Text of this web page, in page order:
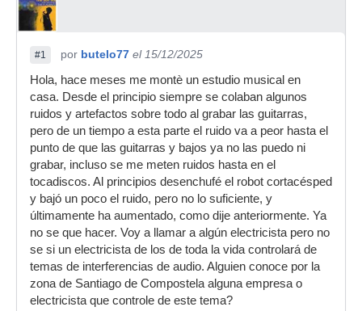
#1 por butelo77 el 15/12/2025
Hola, hace meses me montè un estudio musical en
casa. Desde el principio siempre se colaban algunos
ruidos y artefactos sobre todo al grabar las guitarras,
pero de un tiempo a esta parte el ruido va a peor hasta el
punto de que las guitarras y bajos ya no las puedo ni
grabar, incluso se me meten ruidos hasta en el
tocadiscos. Al principios desenchufé el robot cortacésped
y bajó un poco el ruido, pero no lo suficiente, y
últimamente ha aumentado, como dije anteriormente. Ya
no se que hacer. Voy a llamar a algún electricista pero no
se si un electricista de los de toda la vida controlará de
temas de interferencias de audio. Alguien conoce por la
zona de Santiago de Compostela alguna empresa o
electricista que controle de este tema?